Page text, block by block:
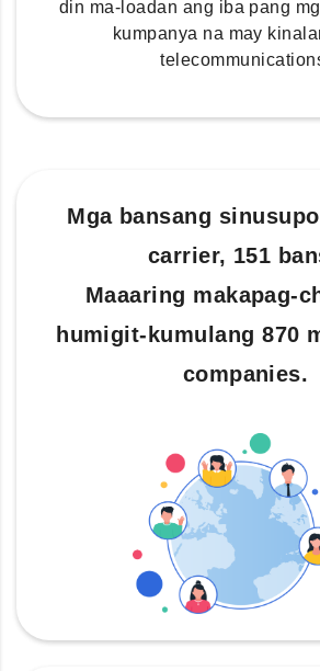
din ma-loadan ang iba pang
kumpanya na may
Mga bansang
carrier, 151
Maaaring makapag-
humigit-kumulang 870
companies.